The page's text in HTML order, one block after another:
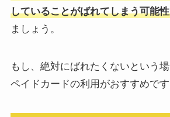
していることがばれてしまう可能
ましょう。
もし、絶対にばれたくないという
ペイドカードの利用がおすすめです